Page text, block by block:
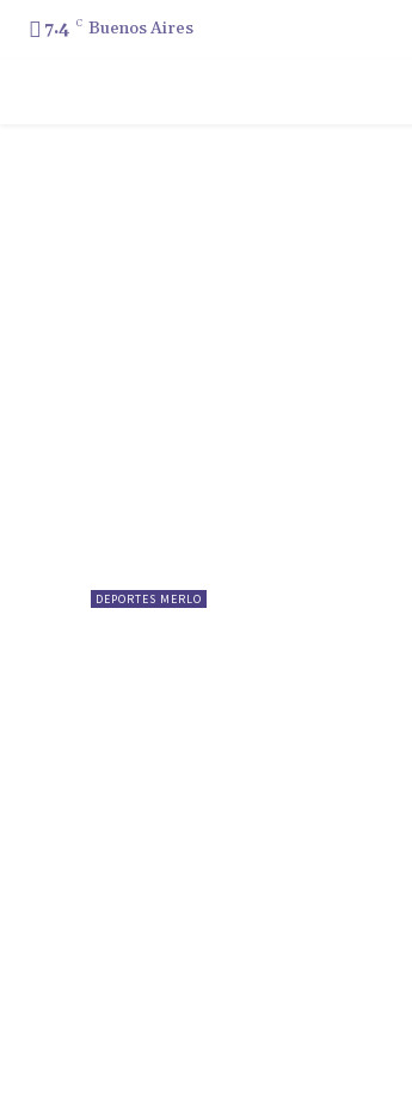
7.4 C Buenos Aires
DEPORTES MERLO